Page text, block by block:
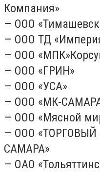
Компания»
— ООО
— ООО ТД
— ООО
— ООО «ГРИН»
— ООО «УСА»
— ООО «МК-
— ООО «Мясной
— ООО
САМАРА»
— ОАО